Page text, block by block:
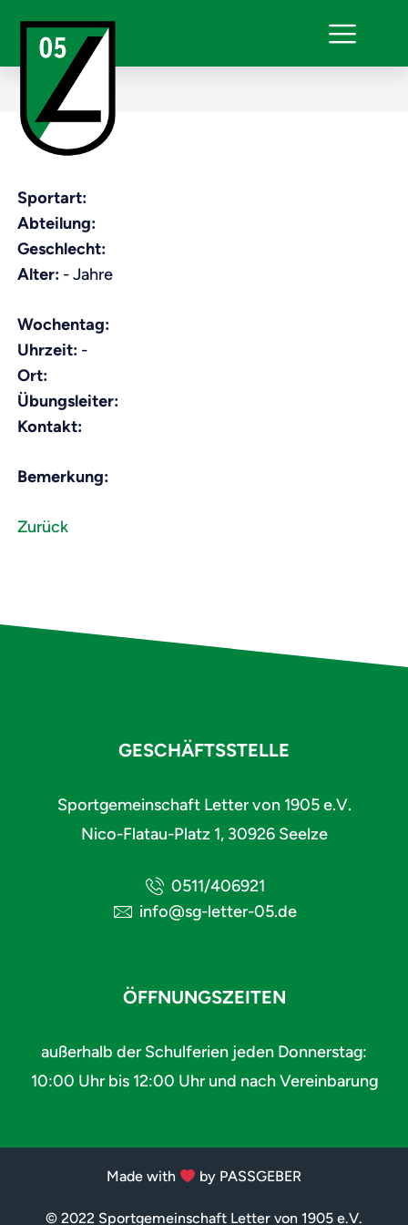
Sportart:
Abteilung:
Geschlecht:
Alter: - Jahre
Wochentag:
Uhrzeit: -
Ort:
Übungsleiter:
Kontakt:
Bemerkung:
Zurück
GESCHÄFTSSTELLE
Sportgemeinschaft Letter von 1905 e.V.
Nico-Flatau-Platz 1, 30926 Seelze
0511/406921
info@sg-letter-05.de
ÖFFNUNGSZEITEN
außerhalb der Schulferien jeden Donnerstag:
10:00 Uhr bis 12:00 Uhr und nach Vereinbarung
Made with by PASSGEBER
© 2022 Sportgemeinschaft Letter von 1905 e.V.